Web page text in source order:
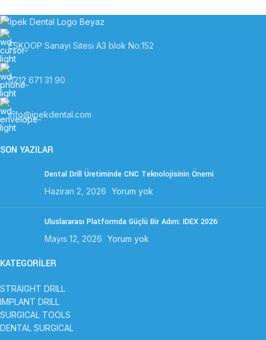
ESKOOP Sanayi Sitesi A3 blok No:152
0212 671 31 90
info@ipekdental.com
SON YAZILAR
Dental Drill Üretiminde CNC Teknolojisinin Önemi
Haziran 2, 2026 Yorum yok
Uluslararası Platformda Güçlü Bir Adım: IDEX 2026
Mayıs 12, 2026 Yorum yok
KATEGORİLER
STRAIGHT DRILL
IMPLANT DRILL
SURGICAL TOOLS
DENTAL SURGICAL